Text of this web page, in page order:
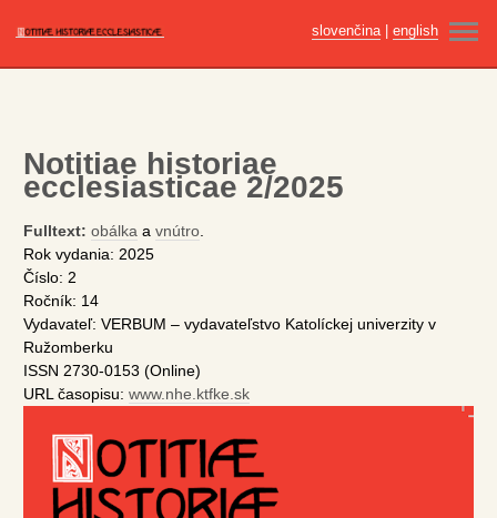
slovenčina| english
ÚVOD
ARCHÍV
ETIKA PUBLIKOVANIA
REDAKČNÁ RADA
VYDAVATEĽ
Notitiae historiae
ecclesiasticae 2/2025
Fulltext: obálka a vnútro
Rok vydania: 2025
Číslo: 2
Ročník: 14
Vydavateľ: VERBUM – vydavateľstvo Katolíckej univerzity v
Ružomberku
ISSN 2730-0153 (Online)
URL časopisu: www.nhe.ktfke.sk